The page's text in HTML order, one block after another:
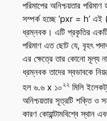
পরিমাপের অনিশ্চয়তার
সম্পর্ক হচ্ছে ‘pxr = h’ এই
ধ্রম্নবক। এটি প্রকৃতির
পরিমাণ এত ছোট যে, বৃহৎ
এর ক্ষেত্রে তার কোনো মূল্য
ধ্রম্নবক তাদের স্বভাবকে
হল ৬.৬ x ১০২২মিলি
অনিশ্চয়তার সূত্রটি শক্তি ও
কারণ কোয়ান্টামবিশ্বে স্থান